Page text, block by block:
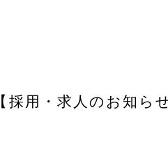
【採用・求人のお知